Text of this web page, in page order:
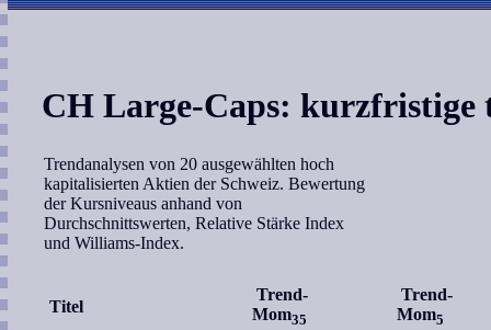
CH Large-Caps: kurzfristige
Trendanalysen von 20 ausgewählten hoch
kapitalisierten Aktien der Schweiz. Bewertung
der Kursniveaus anhand von
Durchschnittswerten, Relative Stärke Index
und Williams-Index.
Titel
Trend-
Mom35
Trend-
Mom5